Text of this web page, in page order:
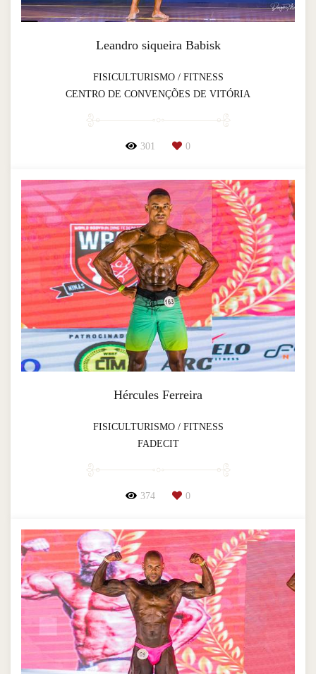
Leandro siqueira Babisk
FISICULTURISMO / FITNESS
CENTRO DE CONVENÇÕES DE VITÓRIA
301 0
Hércules Ferreira
FISICULTURISMO / FITNESS
FADECIT
374 0